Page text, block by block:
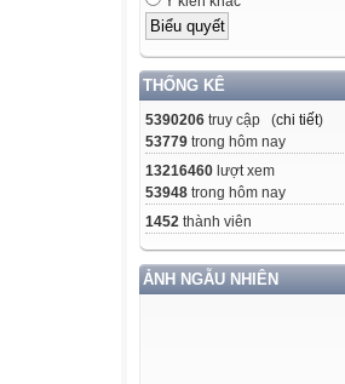
THỐNG KÊ
5390206 truy cập (chi tiết)
53779 trong hôm nay
13216460 lượt xem
53948 trong hôm nay
1452 thành viên
ẢNH NGẪU NHIÊN